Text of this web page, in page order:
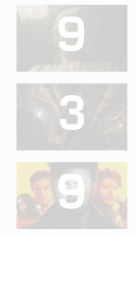
9
3
9